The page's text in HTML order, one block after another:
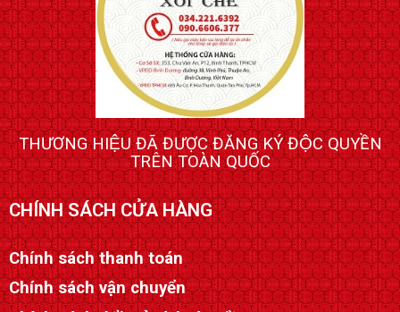
THƯƠNG HIỆU ĐÃ ĐƯỢC ĐĂNG KÝ ĐỘC QUYỀN
TRÊN TOÀN QUỐC
CHÍNH SÁCH CỬA HÀNG
Chính sách thanh toán
Chính sách vận chuyển